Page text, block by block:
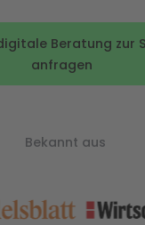
Beratung zur
anfragen
Bekannt aus